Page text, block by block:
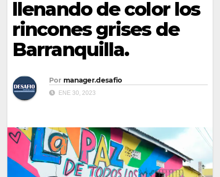
llenando de color los
rincones grises de
Barranquilla.
Por manager.desafio
ENE 30, 2023